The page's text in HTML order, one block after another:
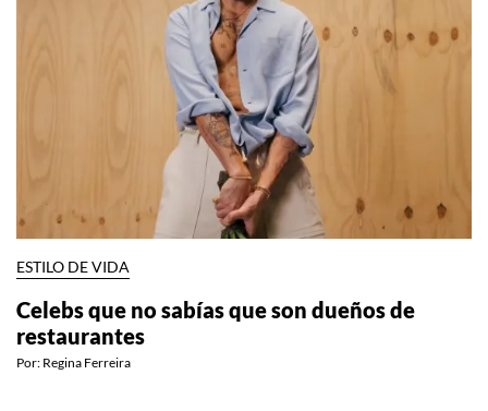
ESTILO DE VIDA
Celebs que no sabías que son dueños de
restaurantes
Por: Regina Ferreira